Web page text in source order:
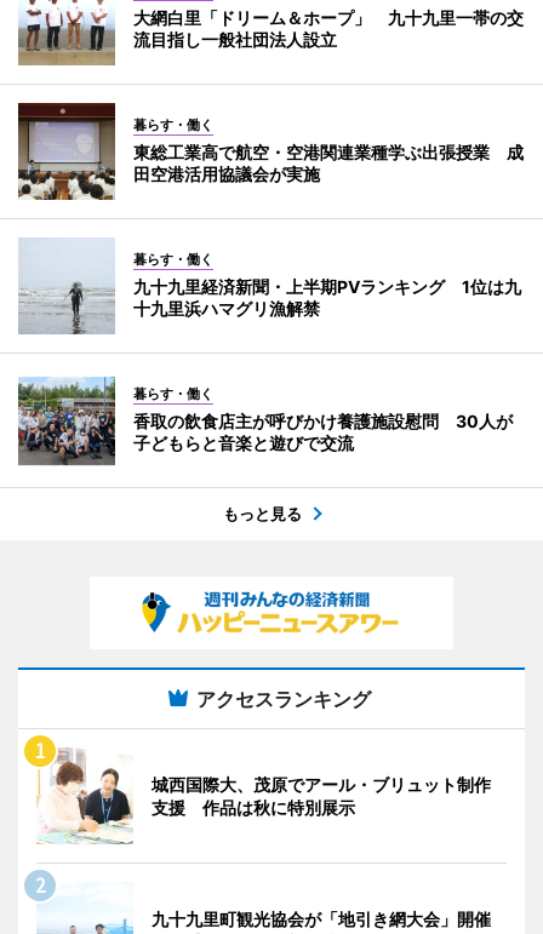
大網白里「ドリーム＆ホープ」 九十九里一帯の交
流目指し一般社団法人設立
暮らす・働く
東総工業高で航空・空港関連業種学ぶ出張授業 成
田空港活用協議会が実施
暮らす・働く
九十九里経済新聞・上半期PVランキング 1位は九
十九里浜ハマグリ漁解禁
暮らす・働く
香取の飲食店主が呼びかけ養護施設慰問 30人が
子どもらと音楽と遊びで交流
もっと見る
アクセスランキング
城西国際大、茂原でアール・ブリュット制作
支援 作品は秋に特別展示
九十九里町観光協会が「地引き網大会」開催